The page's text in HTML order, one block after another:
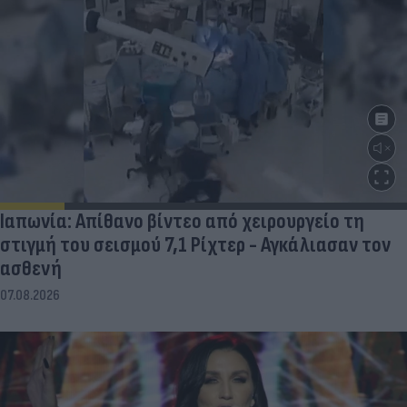
Ιαπωνία: Απίθανο βίντεο από χειρουργείο τη
στιγμή του σεισμού 7,1 Ρίχτερ - Αγκάλιασαν τον
ασθενή
07.08.2026